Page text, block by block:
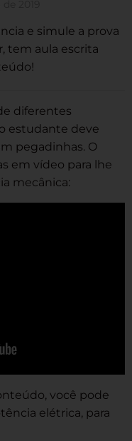
e simule a prova
tem aula escrita
diferentes
estudante deve
pegadinhas. O
em vídeo para lhe
mecânica:
você pode
elétrica, para